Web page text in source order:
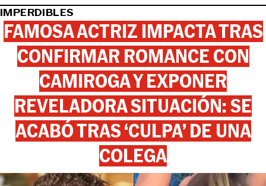
IMPERDIBLES
FAMOSA ACTRIZ IMPACTA TRAS
CONFIRMAR ROMANCE CON
CAMIROGA Y EXPONER
REVELADORA SITUACIÓN: SE
ACABÓ TRAS ‘CULPA’ DE UNA
COLEGA